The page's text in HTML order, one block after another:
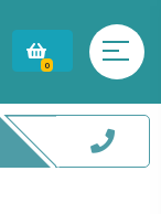
0